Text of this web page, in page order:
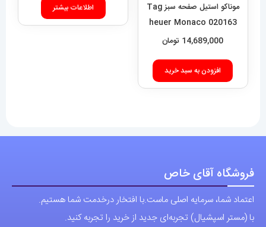
موناکو استیل صفحه سبز Tag
heuer Monaco 020163
14,689,000 تومان
افزودن به سبد خرید
اطلاعات بیشتر
فروشگاه آقای خاص
اعتماد شما، سرمایه اصلی ماست.با افتخار درخدمت شما هستیم.
با (مستر اسپشیال) تجربه‌ای جدید از خرید را تجربه کنید.